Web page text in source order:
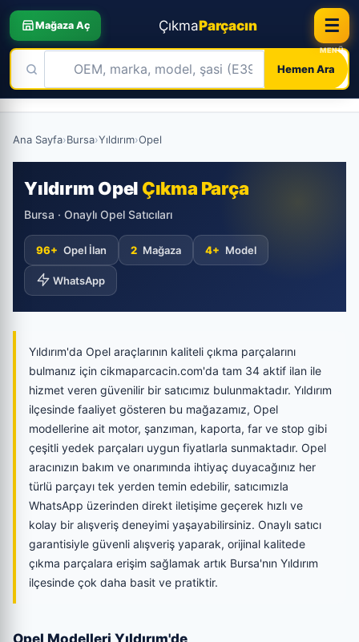
Mağaza Aç ÇıkmaParçacın
Hemen Ara
☰
Ana Sayfa›Bursa›Yıldırım›Opel
Yıldırım Opel Çıkma Parça
Bursa · Onaylı Opel Satıcıları
96+ Opel İlan 2 Mağaza 4+ Model
WhatsApp
Yıldırım'da Opel araçlarının kaliteli çıkma parçalarını
bulmanız için cikmaparcacin.com'da tam 34 aktif ilan ile
hizmet veren güvenilir bir satıcımız bulunmaktadır. Yıldırım
ilçesinde faaliyet gösteren bu mağazamız, Opel
modellerine ait motor, şanzıman, kaporta, far ve stop gibi
çeşitli yedek parçaları uygun fiyatlarla sunmaktadır. Opel
aracınızın bakım ve onarımında ihtiyaç duyacağınız her
türlü parçayı tek yerden temin edebilir, satıcımızla
WhatsApp üzerinden direkt iletişime geçerek hızlı ve
kolay bir alışveriş deneyimi yaşayabilirsiniz. Onaylı satıcı
garantisiyle güvenli alışveriş yaparak, orijinal kalitede
çıkma parçalara erişim sağlamak artık Bursa'nın Yıldırım
ilçesinde çok daha basit ve pratiktir.